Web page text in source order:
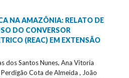
NA AMAZÔNIA: RELATO DE
DO CONVERSOR
(REAC) EM EXTENSÃO
dos Santos Nunes, Ana Vitoria
Cota de Almeida , João